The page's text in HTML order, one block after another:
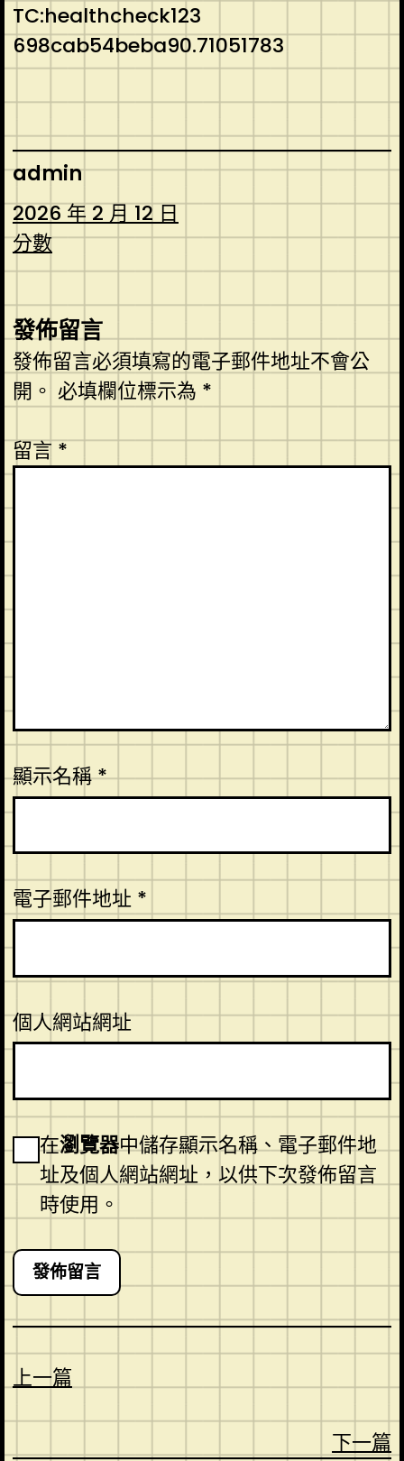
TC:healthcheck123
698cab54beba90.71051783
admin
2026 年 2 月 12 日
分數
發佈留言
發佈留言必須填寫的電子郵件地址不會公
開。 必填欄位標示為 *
留言*
顯示名稱*
電子郵件地址 *
個人網站網址
在瀏覽器中儲存顯示名稱、電子郵件地
址及個人網站網址，以供下次發佈留言
時使用。
上一篇
下一篇